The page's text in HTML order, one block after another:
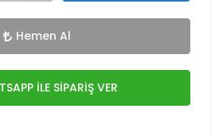
Hemen Al
İLE SİPARİŞ VER